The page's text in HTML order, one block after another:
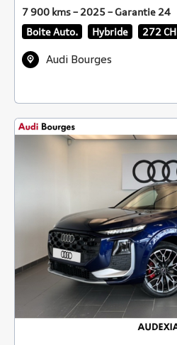
7 900 kms – 2025 – Garantie 24
Boite Auto.
Hybride 272 CH
Audi Bourges